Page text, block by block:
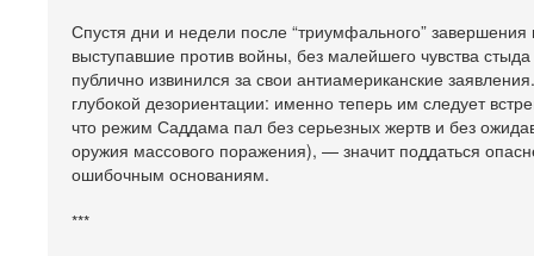
Спустя дни и недели после “триумфального”
выступавшие против войны, без малейшего чувства
публично извинился за свои антиамериканские
глубокой дезориентации: именно теперь им следует
что режим Саддама пал без серьезных жертв и без
оружия массового поражения), — значит поддаться
ошибочным основаниям.
***